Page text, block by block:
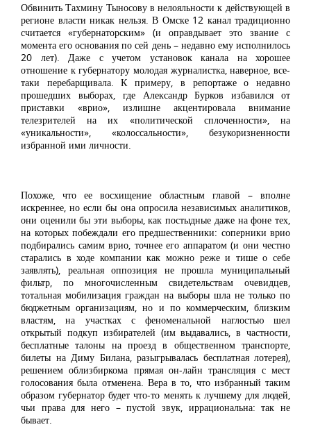
Обвинить Тахмину Тыносову в нелояльности к действующей в
регионе власти никак нельзя. В Омске 12 канал традиционно
считается «губернаторским» (и оправдывает это звание с
момента его основания по сей день – недавно ему исполнилось
20 лет). Даже с учетом установок канала на хорошее
отношение к губернатору молодая журналистка, наверное, все-
таки перебарщивала. К примеру, в репортаже о недавно
прошедших выборах, где Александр Бурков избавился от
приставки «врио», излишне акцентировала внимание
телезрителей на их «политической сплоченности», на
«уникальности», «колоссальности», безукоризненности
избранной ими личности.
Похоже, что ее восхищение областным главой – вполне
искреннее, но если бы она опросила независимых аналитиков,
они оценили бы эти выборы, как постыдные даже на фоне тех,
на которых побеждали его предшественники: соперники врио
подбирались самим врио, точнее его аппаратом (и они честно
старались в ходе компании как можно реже и тише о себе
заявлять), реальная оппозиция не прошла муниципальный
фильтр, по многочисленным свидетельствам очевидцев,
тотальная мобилизация граждан на выборы шла не только по
бюджетным организациям, но и по коммерческим, близким
властям, на участках с феноменальной наглостью шел
открытый подкуп избирателей (им выдавались, в частности,
бесплатные талоны на проезд в общественном транспорте,
билеты на Диму Билана, разыгрывалась бесплатная лотерея),
решением облизбиркома прямая он-лайн трансляция с мест
голосования была отменена. Вера в то, что избранный таким
образом губернатор будет что-то менять к лучшему для людей,
чьи права для него – пустой звук, иррациональна: так не
бывает.